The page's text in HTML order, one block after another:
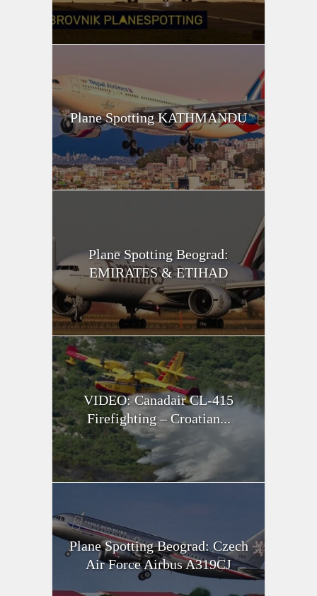
Plane Spotting KATHMANDU
Plane Spotting Beograd:
EMIRATES & ETIHAD
VIDEO: Canadair CL-415
Firefighting – Croatian...
Plane Spotting Beograd: Czech
Air Force Airbus A319CJ